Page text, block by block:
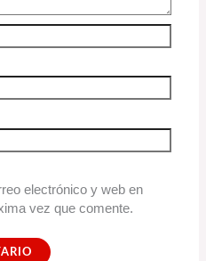
electrónico y web en
vez que comente.